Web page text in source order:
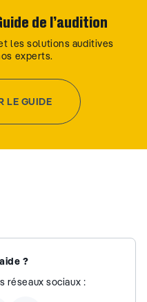
de l’audition
les solutions auditives
experts.
LE GUIDE
?
réseaux sociaux :